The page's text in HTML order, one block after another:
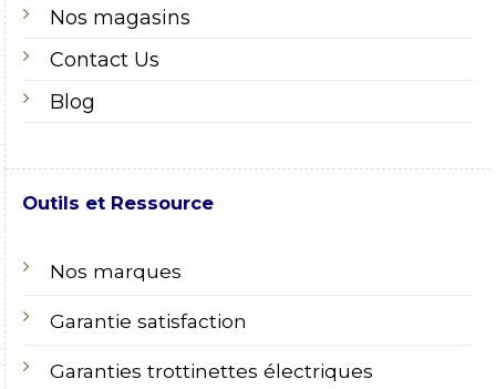
Nos magasins
Contact Us
Blog
Outils et Ressource
Nos marques
Garantie satisfaction
Garanties trottinettes électriques